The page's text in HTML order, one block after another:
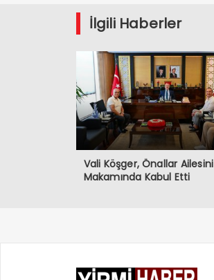
İlgili Haberler
Vali Köşger, Önallar Ailesini
Makamında Kabul Etti